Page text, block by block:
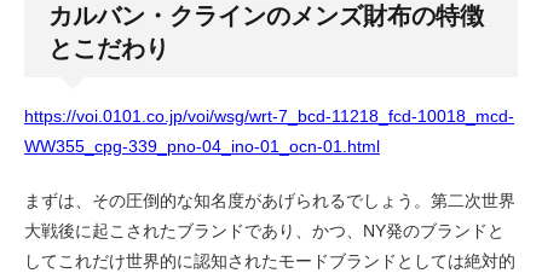
カルバン・クラインのメンズ財布の特徴
とこだわり
https://voi.0101.co.jp/voi/wsg/wrt-7_bcd-11218_fcd-10018_mcd-
WW355_cpg-339_pno-04_ino-01_ocn-01.html
まずは、その圧倒的な知名度があげられるでしょう。第二次世界
大戦後に起こされたブランドであり、かつ、NY発のブランドと
してこれだけ世界的に認知されたモードブランドとしては絶対的